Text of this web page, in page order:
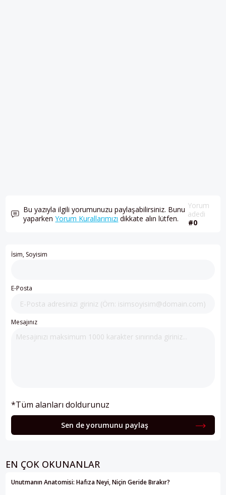
Bu yazıyla ilgili yorumunuzu paylaşabilirsiniz. Bunu
yaparkenYorum Kurallarımızı dikkate alın lütfen.
Yorum
adedi
#0
İsim, Soyisim
E-Posta
Mesajınız
*Tüm alanları doldurunuz
Sen de yorumunu paylaş
EN ÇOK OKUNANLAR
Unutmanın Anatomisi: Hafıza Neyi, Niçin Geride Bırakır?